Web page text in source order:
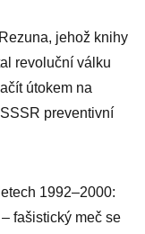
jehož knihy
revoluční válku
útokem na
preventivní
1992–2000:
fašistický meč se